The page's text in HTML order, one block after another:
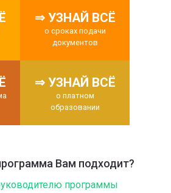
⇒ УЗНАЙ ВСЁ
о сроках подачи
документов
⇒ УЗНАЙ ВСЁ
о платном
образовании
Вам подходит?
программы